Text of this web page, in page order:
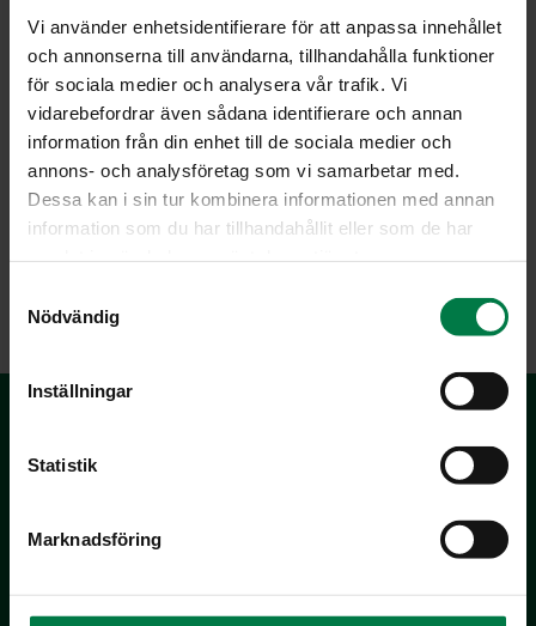
Vi använder enhetsidentifierare för att anpassa innehållet
och annonserna till användarna, tillhandahålla funktioner
för sociala medier och analysera vår trafik. Vi
vidarebefordrar även sådana identifierare och annan
information från din enhet till de sociala medier och
annons- och analysföretag som vi samarbetar med.
Dessa kan i sin tur kombinera informationen med annan
information som du har tillhandahållit eller som de har
t
Nödvändig
Inställningar
Statistik
Marknadsföring